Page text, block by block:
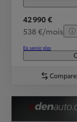
42 990 €
538 €/mois
En savoir plus